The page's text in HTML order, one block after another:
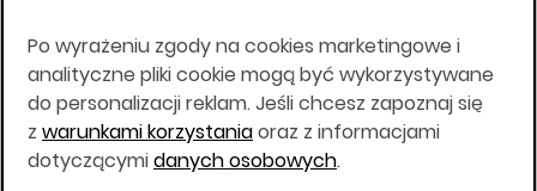
Japonii, ani w dowolnej innej jurysdykcji, w której
taki materiał byłby sprzeczny z prawem lub w
których zgodne z prawem nabycie produktów
inwestycyjnych nie jest możliwe lub w której nie
jest możliwe złożenie oferty. Prawa obowiązujące
w danej jurysdykcji określają, czy jest możliwe
nabycie poszczególnych produktów
Po wyrażeniu zgody na cookies marketingowe i
analityczne pliki cookie mogą być wykorzystywane
do personalizacji reklam. Jeśli chcesz zapoznaj się
z warunkami korzystaniaoraz z informacjami
dotyczącymidanych osobowych.